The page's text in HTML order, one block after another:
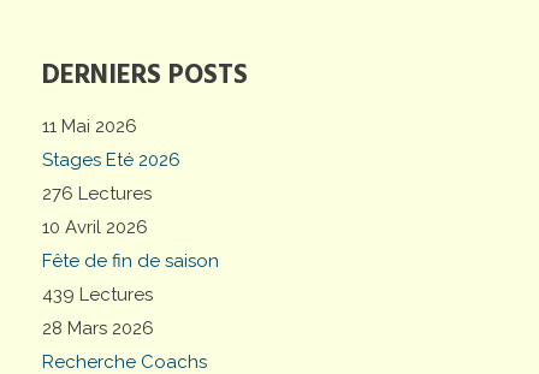
DERNIERS POSTS
11 Mai 2026
Stages Eté 2026
276 Lectures
10 Avril 2026
Fête de fin de saison
439 Lectures
28 Mars 2026
Recherche Coachs